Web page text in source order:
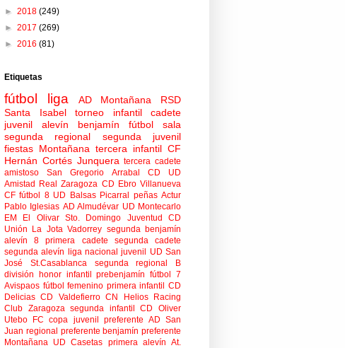
► 2018 (249)
► 2017 (269)
► 2016 (81)
Etiquetas
fútbol liga AD Montañana
RSD
Santa Isabel
torneo infantil
cadete
juvenil
alevín benjamín
fútbol sala
segunda regional
segunda juvenil
fiestas Montañana tercera infantil CF
Hernán Cortés Junquera tercera cadete
amistoso
San Gregorio Arrabal CD
UD
Amistad
Real Zaragoza CD Ebro Villanueva
CF fútbol 8 UD Balsas Picarral peñas Actur
Pablo Iglesias AD Almudévar UD Montecarlo
EM El Olivar Sto. Domingo Juventud
CD
Unión La Jota Vadorrey segunda benjamín
alevín 8
primera cadete
segunda cadete
segunda alevín
liga nacional juvenil
UD San
José
St.Casablanca
segunda regional B
división honor infantil
prebenjamín fútbol 7
Avispaos fútbol femenino primera infantil
CD
Delicias CD Valdefierro CN Helios
Racing
Club Zaragoza segunda infantil
CD Oliver
Utebo FC copa juvenil preferente AD San
Juan regional preferente benjamín preferente
Montañana UD Casetas primera alevín At.